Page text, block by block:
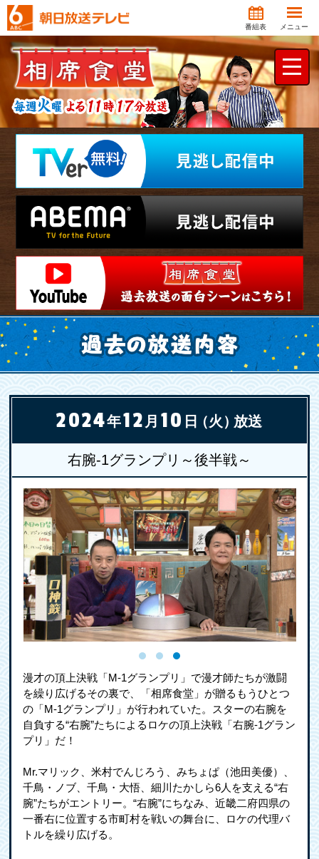
番組表 メニュー
2024年12 月 10 日 （火）放送
右腕-1グランプリ～後半戦～
漫才の頂上決戦「M-1グランプリ」で漫才師たちが激闘
を繰り広げるその裏で、「相席食堂」が贈るもうひとつ
の「M-1グランプリ」が行われていた。スターの右腕を
自負する“右腕”たちによるロケの頂上決戦「右腕-1グラン
プリ」だ！
Mr.マリック、米村でんじろう、みちょぱ（池田美優）、
千鳥・ノブ、千鳥・大悟、細川たかしら6人を支える“右
腕”たちがエントリー。“右腕”にちなみ、近畿二府四県の
一番右に位置する市町村を戦いの舞台に、ロケの代理バ
トルを繰り広げる。